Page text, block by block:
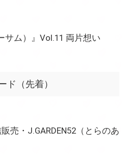
サム）』Vol.11 両片想い
ド（先着）
売・J.GARDEN52（とらのあ